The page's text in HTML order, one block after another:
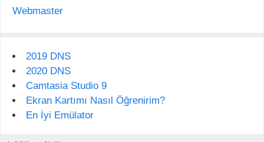
Webmaster
2019 DNS
2020 DNS
Camtasia Studio 9
Ekran Kartımı Nasıl Öğrenirim?
En İyi Emülator